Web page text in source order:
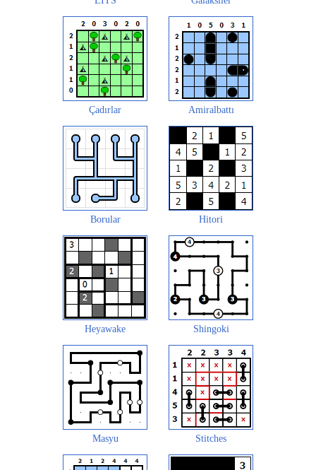
Çadırlar Amiralbattı
Borular Hitori
Heyawake Shingoki
Masyu Stitches